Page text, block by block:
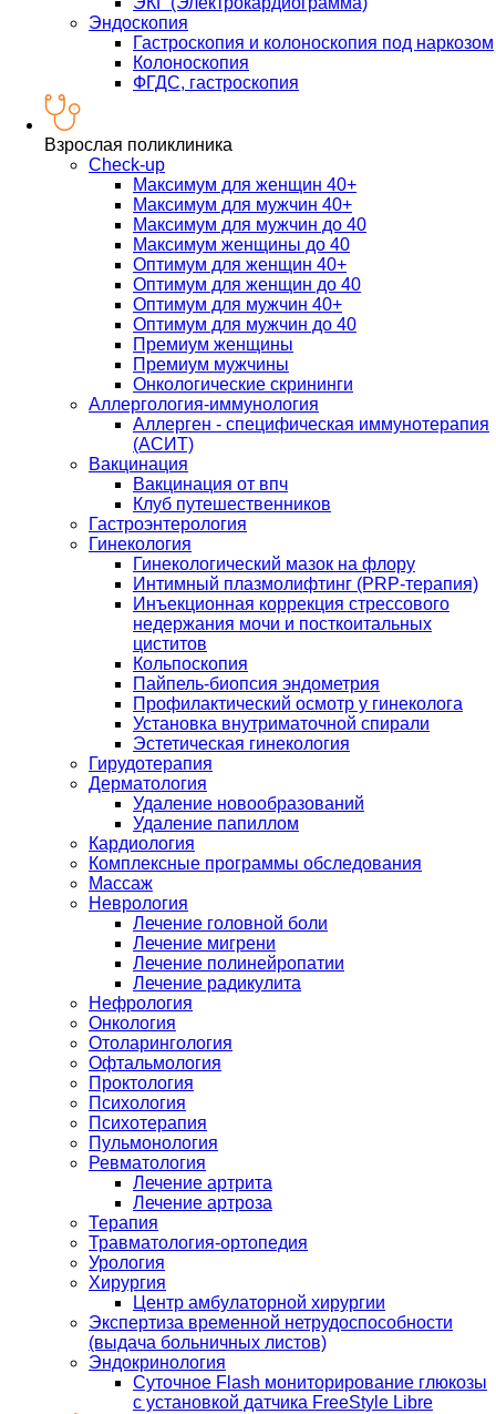
Эндоскопия
Гастроскопия и колоноскопия под наркозом
Колоноскопия
ФГДС, гастроскопия
Взрослая поликлиника
Check-up
Максимум для женщин 40+
Максимум для мужчин 40+
Максимум для мужчин до 40
Максимум женщины до 40
Оптимум для женщин 40+
Оптимум для женщин до 40
Оптимум для мужчин 40+
Оптимум для мужчин до 40
Премиум женщины
Премиум мужчины
Онкологические скрининги
Аллергология-иммунология
Аллерген - специфическая иммунотерапия
(АСИТ)
Вакцинация
Вакцинация от впч
Клуб путешественников
Гастроэнтерология
Гинекология
Гинекологический мазок на флору
Интимный плазмолифтинг (PRP-терапия)
Инъекционная коррекция стрессового
недержания мочи и посткоитальных
циститов
Кольпоскопия
Пайпель-биопсия эндометрия
Профилактический осмотр у гинеколога
Установка внутриматочной спирали
Эстетическая гинекология
Гирудотерапия
Дерматология
Удаление новообразований
Удаление папиллом
Кардиология
Комплексные программы обследования
Массаж
Неврология
Лечение головной боли
Лечение мигрени
Лечение полинейропатии
Лечение радикулита
Нефрология
Онкология
Отоларингология
Офтальмология
Проктология
Психология
Психотерапия
Пульмонология
Ревматология
Лечение артрита
Лечение артроза
Терапия
Травматология-ортопедия
Урология
Хирургия
Центр амбулаторной хирургии
Экспертиза временной нетрудоспособности
(выдача больничных листов)
Эндокринология
Суточное Flash мониторирование глюкозы
с установкой датчика FreeStyle Libre